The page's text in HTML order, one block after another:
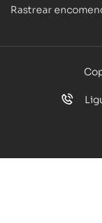
Rastrear